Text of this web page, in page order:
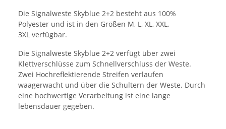
Die Signalweste Skyblue 2+2 besteht aus 100%
Polyester und ist in den Größen M, L, XL, XXL,
3XL verfügbar.
Die Signalweste Skyblue 2+2 verfügt über zwei
Klettverschlüsse zum Schnellverschluss der Weste.
Zwei Hochreflektierende Streifen verlaufen
waagerwacht und über die Schultern der Weste. Durch
eine hochwertige Verarbeitung ist eine lange
lebensdauer gegeben.